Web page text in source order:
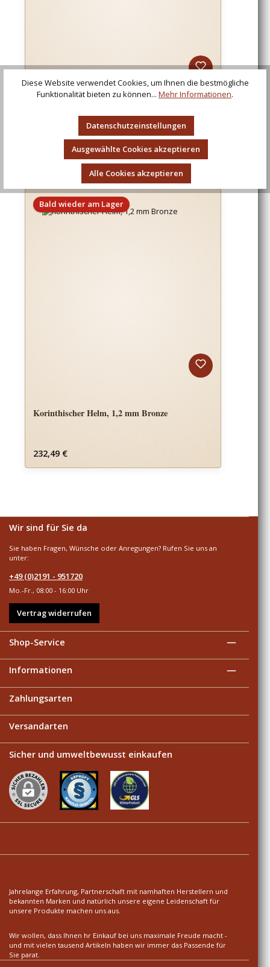
Republikanischer Montefortino-Helm, Messing,
Regulärer Preis:
Bald wieder am Lager
Korinthischer Helm, 1,2 mm Bronze
Regulärer Preis:
232,49 €
Wir sind für Sie da
Sie haben Fragen, Wünsche oder Anregungen? Rufen Sie uns an
unter:
+49 (0)2191 - 951720
Mo.-Fr., 08:00 - 16:00 Uhr
Vertrag widerrufen
Shop-Service
Informationen
Zahlungsarten
Versandarten
Sicher und umweltbewusst einkaufen
Jahrelange Erfahrung, Partnerschaft mit namhaften Herstellern und
bekannten Marken und natürlich unsere eigene Leidenschaft für
unsere Produkte machen uns aus.
Wir wollen, dass Ihnen hr Einkauf bei uns maximale Freude macht -
und mit vielen tausend Artikeln haben wir immer das Passende für
Sie parat.
Diese Website verwendet Cookies, um Ihnen die bestmögliche
Funktionalität bieten zu können... Mehr Informationen.
Datenschutzeinstellungen
Ausgewählte Cookies akzeptieren
Alle Cookies akzeptieren